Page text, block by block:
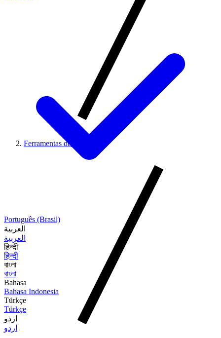
Português (Brasil)
العربية
العربية
हिन्दी
हिन्दी
বাংলা
বাংলা
Bahasa
Bahasa Indonesia
Türkçe
Türkçe
اردو
اردو
Ferramentas de Codigo